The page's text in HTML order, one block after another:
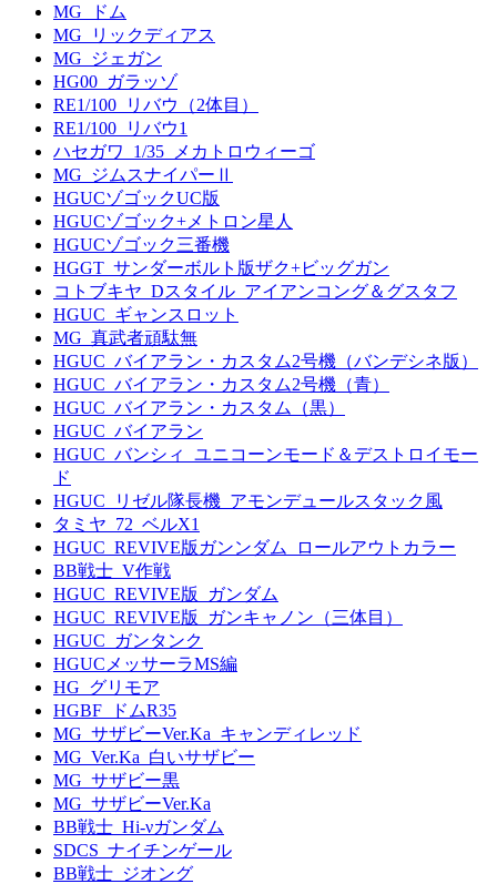
MG_ドム
MG_リックディアス
MG_ジェガン
HG00_ガラッゾ
RE1/100_リバウ（2体目）
RE1/100_リバウ1
ハセガワ_1/35_メカトロウィーゴ
MG_ジムスナイパーⅡ
HGUCゾゴックUC版
HGUCゾゴック+メトロン星人
HGUCゾゴック三番機
HGGT_サンダーボルト版ザク+ビッグガン
コトブキヤ_Dスタイル_アイアンコング＆グスタフ
HGUC_ギャンスロット
MG_真武者頑駄無
HGUC_バイアラン・カスタム2号機（バンデシネ版）
HGUC_バイアラン・カスタム2号機（青）
HGUC_バイアラン・カスタム（黒）
HGUC_バイアラン
HGUC_バンシィ_ユニコーンモード＆デストロイモー
ド
HGUC_リゼル隊長機_アモンデュールスタック風
タミヤ_72_ベルX1
HGUC_REVIVE版ガンンダム_ロールアウトカラー
BB戦士_V作戦
HGUC_REVIVE版_ガンダム
HGUC_REVIVE版_ガンキャノン（三体目）
HGUC_ガンタンク
HGUCメッサーラMS編
HG_グリモア
HGBF_ドムR35
MG_サザビーVer.Ka_キャンディレッド
MG_Ver.Ka_白いサザビー
MG_サザビー黒
MG_サザビーVer.Ka
BB戦士_Hi-νガンダム
SDCS_ナイチンゲール
BB戦士_ジオング